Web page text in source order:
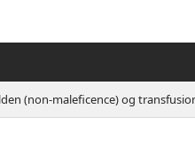
(non-maleficence) og